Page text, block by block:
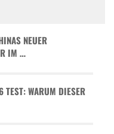
NEUER
IM …
WARUM DIESER